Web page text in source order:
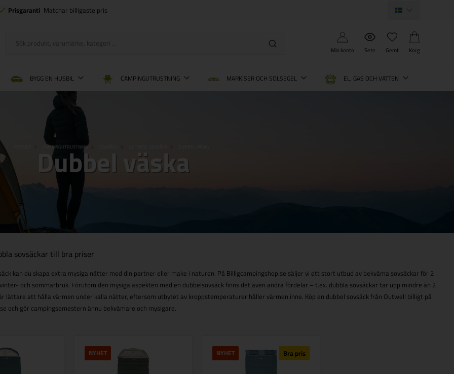
Prisgaranti Matchar billigaste pris
Min konto Sete Gemt Korg
BYGG EN HUSBIL CAMPINGUTRUSTNING MARKISER OCH SOLSEGEL EL, GAS OCH VATTEN
CAMPINGUTRUSTNING
Dubbel väska
sovsäckar till bra priser
kan du skapa extra mysiga nätter med din partner eller make i naturen. På Billigcampingshop.se säljer vi ett stort utbud av bekväma sovsäckar för 2
och sommarbruk. Förutom den mysiga aspekten med en dubbelsovsäck finns det även andra fördelar – t.ex. dubbla sovsäckar tar upp mindre än 2
lättare att hålla värmen under kalla nätter, eftersom utbytet av kroppstemperaturer håller värmen inne. Köp en dubbel sovsäck från Outwell billigt på
och gör campingsemestern ännu bekvämare och mysigare.
NYHET Bra pris
NYHET